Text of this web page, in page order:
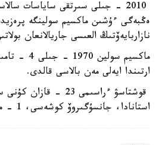
2010 - جىلى سىرتقى ساياسات
ەڭبەگى ءۇشىن ماكسيم سولينگە
نازاربايەۆتىڭ العىسى جاريالانعان
ماكسيم
ارتىندا ايەلى مەن بالاسى قالدى.
استانادا، جانسۇگىروۆ كوشەسى، 1 - مەكەن جايىندا وتەدى.